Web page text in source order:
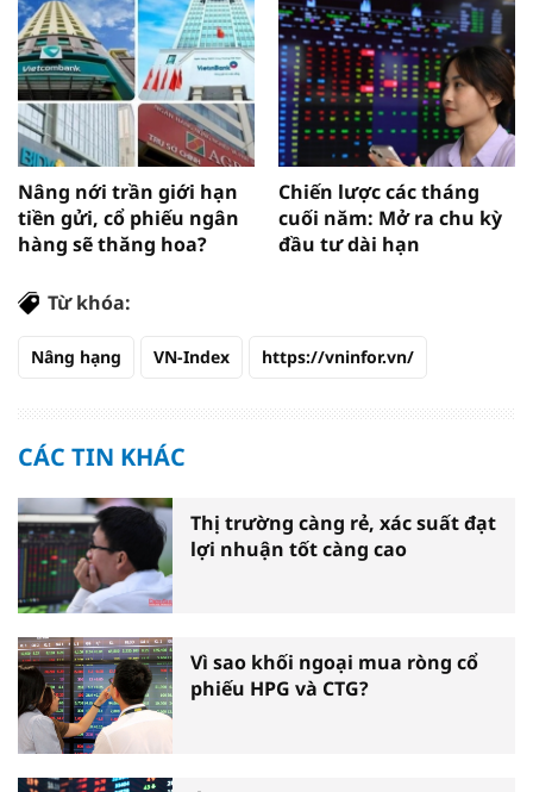
Nâng nới trần giới hạn
tiền gửi, cổ phiếu ngân
hàng sẽ thăng hoa?
Chiến lược các tháng
cuối năm: Mở ra chu kỳ
đầu tư dài hạn
Từ khóa:
Nâng hạng VN-Index https://vninfor.vn/
CÁC TIN KHÁC
Thị trường càng rẻ, xác suất đạt
lợi nhuận tốt càng cao
Vì sao khối ngoại mua ròng cổ
phiếu HPG và CTG?